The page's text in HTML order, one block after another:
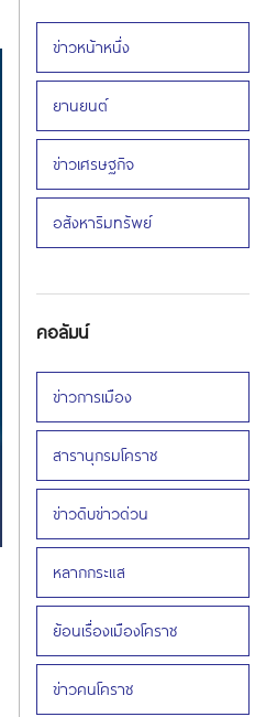
ข่าวหน้าหนึ่ง
ยานยนต์
ข่าวเศรษฐกิจ
อสังหาริมทรัพย์
คอลัมน์
ข่าวการเมือง
สารานุกรมโคราช
ข่าวดิบข่าวด่วน
หลากกระแส
ย้อนเรื่องเมืองโคราช
ข่าวคนโคราช